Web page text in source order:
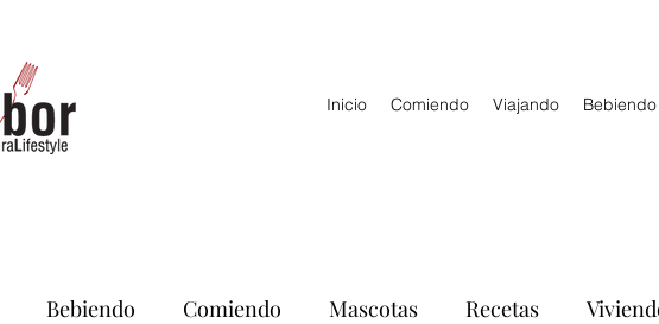
Inicio Comiendo Viajando Bebiendo
Bebiendo Comiendo Mascotas Recetas